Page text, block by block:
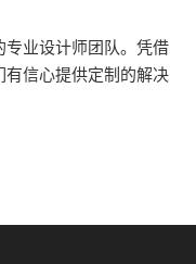
业设计师团队。凭借
信心提供定制的解决